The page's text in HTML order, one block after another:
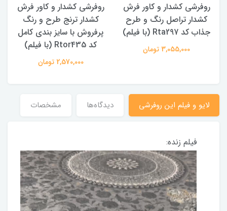
روفرشی کشدار و کاور فرش
کشدار تراصل رنگ و طرح
جذاب کد Rta297 (با فیلم)
3,055,000 تومان
روفرشی کشدار و کاور فرش
کشدار ترنج طرح و رنگ
پرفروش با سایز بندی کامل
کد Rtor435 (با فیلم)
2,570,000 تومان
لایو و فیلم این روفرشی دیدگاه‌ها مشخصات
فیلم زنده: